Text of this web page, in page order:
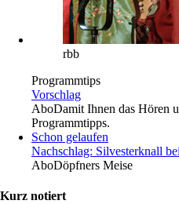
rbb
Programmtips
Vorschlag
AboDamit Ihnen das Hören
Programmtipps.
Schon gelaufen
Nachschlag: Silvesterknall
AboDöpfners Meise
Kurz notiert